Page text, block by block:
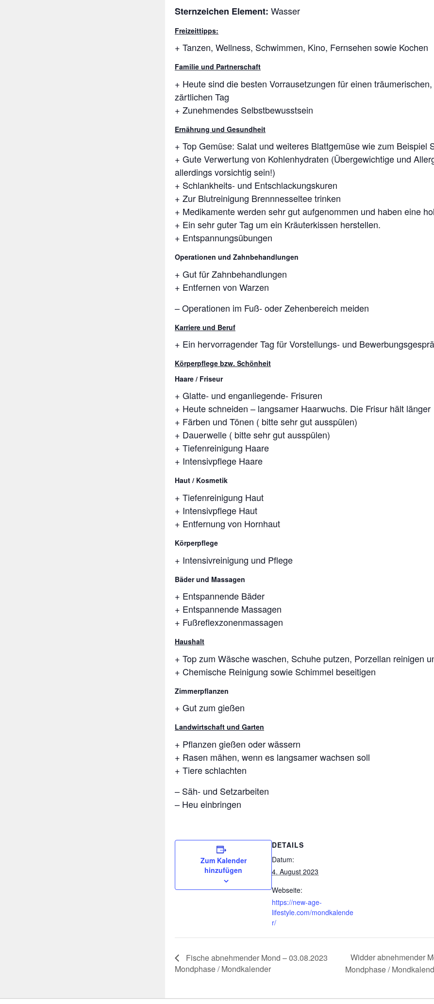
Sternzeichen Element: Wasser
Freizeittipps:
+ Tanzen, Wellness, Schwimmen, Kino, Fernsehen sowie Kochen
Familie und Partnerschaft
+ Heute sind die besten Vorrausetzungen für einen
zärtlichen Tag
+ Zunehmendes Selbstbewusstsein
Ernährung und Gesundheit
+ Top Gemüse: Salat und weiteres Blattgemüse wie zum Beispiel
+ Gute Verwertung von Kohlenhydraten (Übergewichtige und
allerdings vorsichtig sein!)
+ Schlankheits- und Entschlackungskuren
+ Zur Blutreinigung Brennnesseltee trinken
+ Medikamente werden sehr gut aufgenommen und haben eine
+ Ein sehr guter Tag um ein Kräuterkissen herstellen.
+ Entspannungsübungen
Operationen und Zahnbehandlungen
+ Gut für Zahnbehandlungen
+ Entfernen von Warzen
– Operationen im Fuß- oder Zehenbereich meiden
Karriere und Beruf
+ Ein hervorragender Tag für Vorstellungs- und
Körperpflege bzw. Schönheit
Haare / Friseur
+ Glatte- und enganliegende- Frisuren
+ Heute schneiden – langsamer Haarwuchs. Die Frisur hält länger
+ Färben und Tönen ( bitte sehr gut ausspülen)
+ Dauerwelle ( bitte sehr gut ausspülen)
+ Tiefenreinigung Haare
+ Intensivpflege Haare
Haut / Kosmetik
+ Tiefenreinigung Haut
+ Intensivpflege Haut
+ Entfernung von Hornhaut
Körperpflege
+ Intensivreinigung und Pflege
Bäder und Massagen
+ Entspannende Bäder
+ Entspannende Massagen
+ Fußreflexzonenmassagen
Haushalt
+ Top zum Wäsche waschen, Schuhe putzen, Porzellan reinigen
+ Chemische Reinigung sowie Schimmel beseitigen
Zimmerpflanzen
+ Gut zum gießen
Landwirtschaft und Garten
+ Pflanzen gießen oder wässern
+ Rasen mähen, wenn es langsamer wachsen soll
+ Tiere schlachten
– Säh- und Setzarbeiten
– Heu einbringen
Zum Kalender
hinzufügen
DETAILS
Datum:
4. August 2023
Webseite:
https://new-age-
lifestyle.com/mondkalende
r/
Fische abnehmender Mond – 03.08.2023
Mondphase / Mondkalender
Widder abnehmender
Mondphase /